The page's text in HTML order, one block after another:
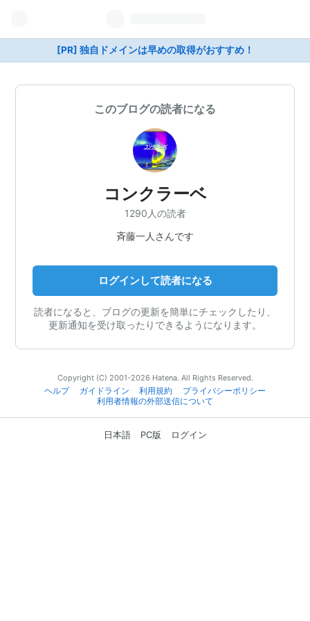
[PR] 独自ドメインは早めの取得がおすすめ！
このブログの読者になる
コンクラーベ
1290人の読者
斉藤一人さんです
ログインして読者になる
読者になると、ブログの更新を簡単にチェックしたり、
更新通知を受け取ったりできるようになります。
Copyright (C) 2001-2026 Hatena. All Rights Reserved.
ヘルプ
ガイドライン 利用規約
プライバシーポリシー
利用者情報の外部送信について
日本語 PC版 ログイン